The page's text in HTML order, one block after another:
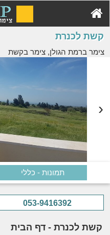
קשת לכנרת
צימר ברמת הגולן, צימר בקשת
תמונות - כללי
053-9416392
קשת לכנרת - דף הבית